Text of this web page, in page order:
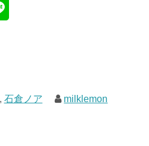
石倉ノア milklemon